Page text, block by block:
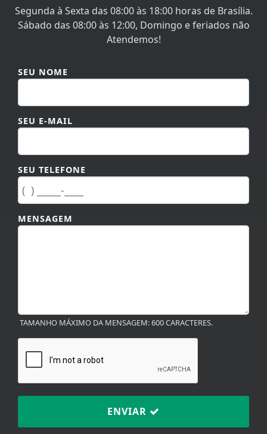
Segunda à Sexta das 08:00 às 18:00 horas de Brasília.
Sábado das 08:00 às 12:00, Domingo e feriados não
Atendemos!
SEU NOME
SEU E-MAIL
SEU TELEFONE
MENSAGEM
TAMANHO MÁXIMO DA MENSAGEM: 600 CARACTERES.
ENVIAR